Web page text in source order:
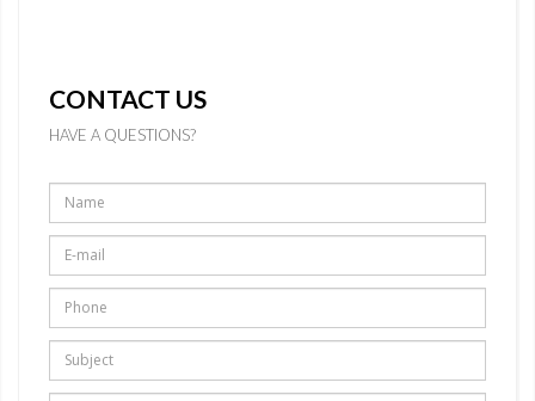
CONTACT US
HAVE A QUESTIONS?